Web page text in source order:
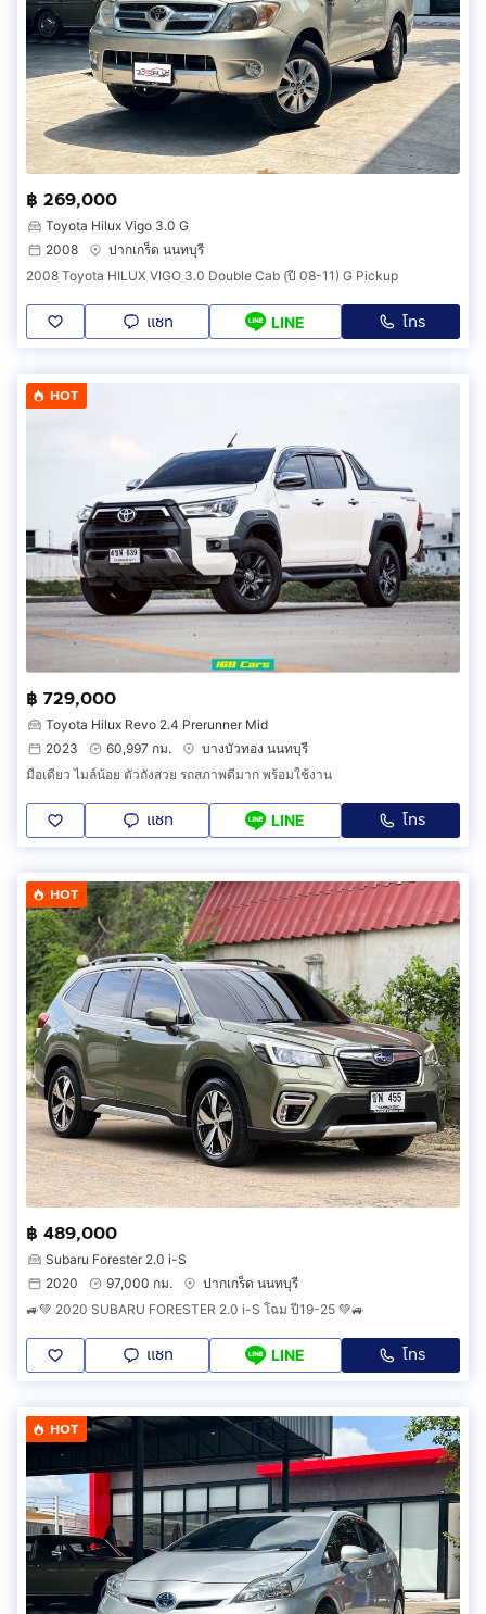
฿ 269,000
Toyota Hilux Vigo 3.0 G
2008
ปากเกร็ด นนทบุรี
2008 Toyota HILUX VIGO 3.0 Double Cab (ปี 08-11) G Pickup
แชท LINE โทร
HOT
฿ 729,000
Toyota Hilux Revo 2.4 Prerunner Mid
2023
60,997 กม.
บางบัวทอง นนทบุรี
มือเดียว ไมล์น้อย ตัวถังสวย รถสภาพดีมาก พร้อมใช้งาน
แชท LINE โทร
HOT
฿ 489,000
Subaru Forester 2.0 i-S
2020
97,000 กม.
ปากเกร็ด นนทบุรี
🚙💚 2020 SUBARU FORESTER 2.0 i-S โฉม ปี19-25 💚🚙
แชท LINE โทร
HOT